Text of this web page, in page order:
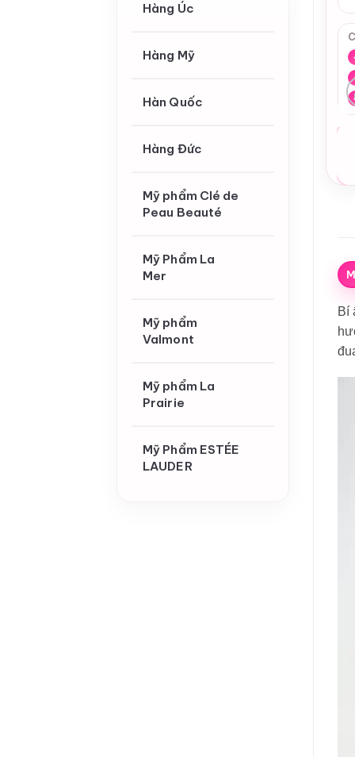
Hàng Úc
Hàng Mỹ
Hàn Quốc
Hàng Đức
Mỹ phẩm Clé de
Peau Beauté
Mỹ Phẩm La
Mer
Mỹ phẩm
Valmont
Mỹ phẩm La
Prairie
Mỹ Phẩm ESTÉE
LAUDER
Bí